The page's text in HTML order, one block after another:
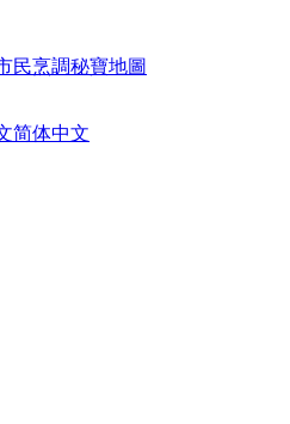
民烹調秘寶地圖
简体中文